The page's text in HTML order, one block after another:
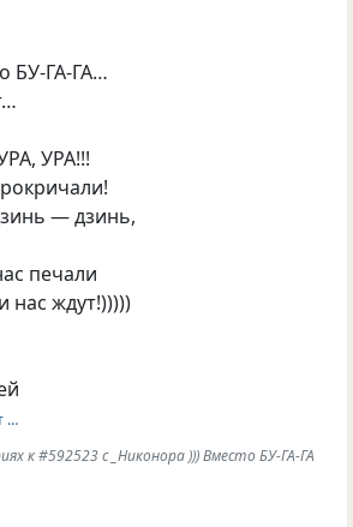
БУ-ГА-ГА…
УРА!!!
— дзинь,
печали
нас ждут!)))))
…
к #592523 с _Никонора ))) Вместо БУ-ГА-ГА